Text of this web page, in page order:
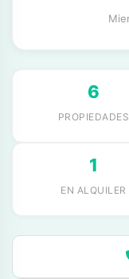
6
PROPIEDADES
1
EN ALQUILER